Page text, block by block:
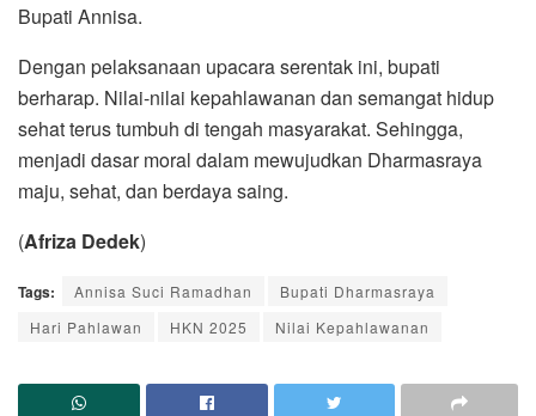
Bupati Annisa.
Dengan pelaksanaan upacara serentak ini, bupati
berharap. Nilai-nilai kepahlawanan dan semangat hidup
sehat terus tumbuh di tengah masyarakat. Sehingga,
menjadi dasar moral dalam mewujudkan Dharmasraya
maju, sehat, dan berdaya saing.
(Afriza Dedek)
Tags: Annisa Suci Ramadhan
Bupati Dharmasraya
Hari Pahlawan
HKN 2025 Nilai Kepahlawanan